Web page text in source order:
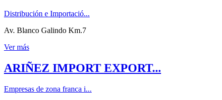
Distribución e Importació...
Av. Blanco Galindo Km.7
Ver más
ARIÑEZ IMPORT EXPORT...
Empresas de zona franca i...